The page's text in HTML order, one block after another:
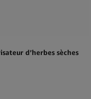
d’herbes sèches